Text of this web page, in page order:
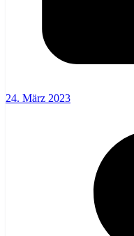
24. März 2023